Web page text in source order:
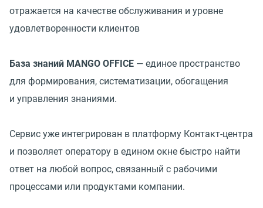
отражается на качестве обслуживания и уровне
удовлетворенности клиентов
База знаний MANGO OFFICE — единое пространство
для формирования, систематизации, обогащения
и управления знаниями.
Сервис уже интегрирован в платформу Контакт-центра
и позволяет оператору в едином окне быстро найти
ответ на любой вопрос, связанный с рабочими
процессами или продуктами компании.